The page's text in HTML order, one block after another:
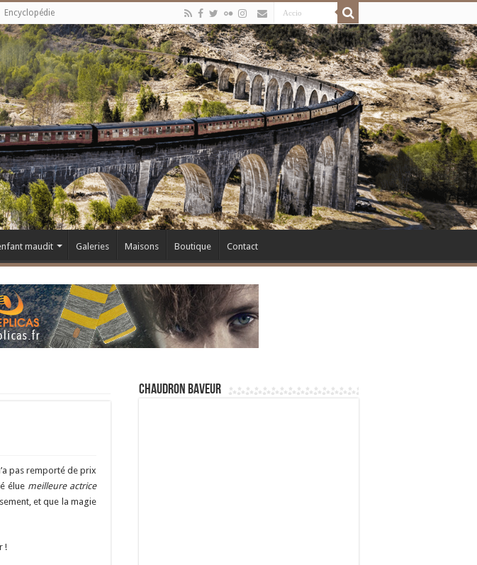
Encyclopédie
maudit Galeries Maisons Boutique Contact
pas remporté de prix
élue meilleure actrice
et que la magie
!
Chaudron Baveur